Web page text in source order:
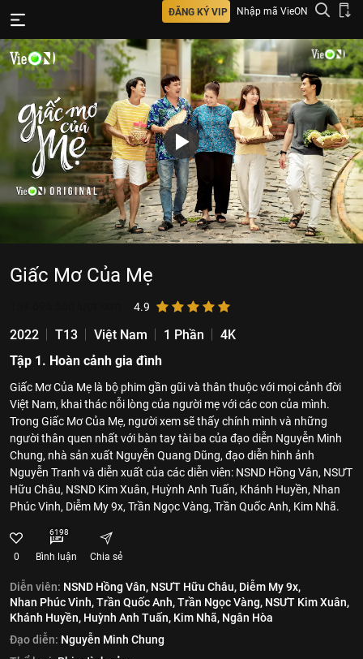
ĐĂNG KÝ VIP Nhập mã VieON
Giấc Mơ Của Mẹ
4.9
2022 T13 Việt Nam 1 Phần
4K
Tập 1. Hoàn cảnh gia đình
Giấc Mơ Của Mẹ là bộ phim gần gũi và thân thuộc với mọi cảnh đời
Việt Nam, khai thác nỗi lòng của người mẹ với các con của mình.
Trong Giấc Mơ Của Mẹ, người xem sẽ thấy chính mình và những
người thân quen nhất với bàn tay tài ba của đạo diễn Nguyễn Minh
Chung, nhà sản xuất Nguyễn Quang Dũng, đạo diễn hình ảnh
Nguyễn Tranh và diễn xuất của các diễn viên: NSND Hồng Vân, NSƯT
Hữu Châu, NSND Kim Xuân, Huỳnh Anh Tuấn, Khánh Huyền, Nhan
Phúc Vinh, Diễm My 9x, Trần Ngọc Vàng, Trần Quốc Anh, Kim Nhã.
0
6198
Bình luận Chia sẻ
Diễn viên: NSND Hồng Vân, NSƯT Hữu Châu, Diễm My 9x,
Nhan Phúc Vinh,Trần Quốc Anh,Trần Ngọc Vàng, NSƯT Kim Xuân,
Khánh Huyền, Huỳnh Anh Tuấn, Kim Nhã, Ngân Hòa
Đạo diễn: Nguyễn Minh Chung